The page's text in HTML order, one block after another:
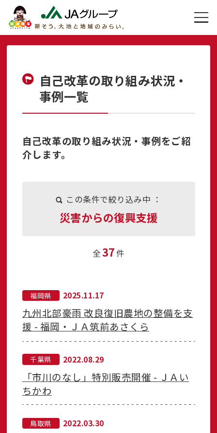
自己改革の取り組み状況・
事例一覧
自己改革の取り組み状況・事例をご紹
介します。
この条件で絞り込み中 ：
災害からの復興支援
全37件
福岡県 2025.11.17
九州北部豪雨 改良復旧農地の整備を支
援 - 福岡・ＪＡ筑前あさくら
千葉県 2022.08.29
「市川のなし」特別販売開催 - ＪＡい
ちかわ
鳥取県 2022.03.30